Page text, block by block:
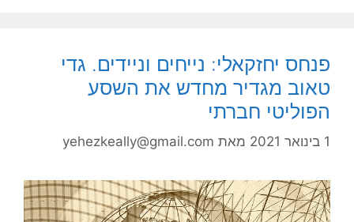
פנחס יחזקאלי: נייחים וניידים. גדי
טאוב מגדיר מחדש את השסע
הפוליטי חברתי
1 בינואר 2021 מאת yehezkeally@gmail.com